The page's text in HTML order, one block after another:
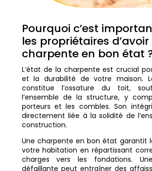
Pourquoi c’est
les propriétaires
charpente en bon état
L’état de la charpente est crucial
et la durabilité de votre maison.
constitue l’ossature du toit,
l’ensemble de la structure, y
porteurs et les combles. Son
directement liée à la solidité de
construction.
Une charpente en bon état garantit
votre habitation en répartissant
charges vers les fondations.
défaillante peut entraîner des